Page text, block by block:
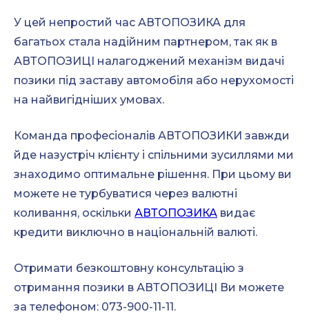
У цей непростий час АВТОПОЗИКА для
багатьох стала надійним партнером, так як в
АВТОПОЗИЦІ налагоджений механізм видачі
позики під заставу автомобіля або нерухомості
на найвигідніших умовах.
Команда професіоналів АВТОПОЗИКИ завжди
йде назустріч клієнту і спільними зусиллями ми
знаходимо оптимальне рішення. При цьому ви
можете не турбуватися через валютні
коливання, оскільки АВТОПОЗИКА видає
кредити виключно в національній валюті.
Отримати безкоштовну консультацію з
отримання позики в АВТОПОЗИЦІ Ви можете
за телефоном: 073-900-11-11.